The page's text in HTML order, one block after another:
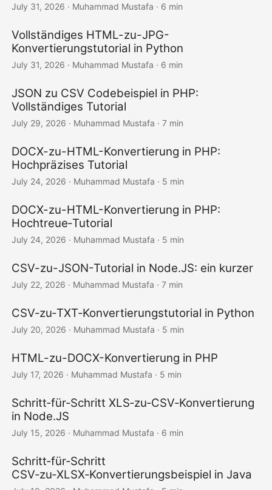
July 31, 2026 · Muhammad Mustafa · 6 min
Vollständiges HTML-zu-JPG-
Konvertierungstutorial in Python
July 31, 2026 · Muhammad Mustafa · 6 min
JSON zu CSV Codebeispiel in PHP:
Vollständiges Tutorial
July 29, 2026 · Muhammad Mustafa · 7 min
DOCX-zu-HTML-Konvertierung in PHP:
Hochpräzises Tutorial
July 24, 2026 · Muhammad Mustafa · 5 min
DOCX-zu-HTML-Konvertierung in PHP:
Hochtreue‑Tutorial
July 24, 2026 · Muhammad Mustafa · 5 min
CSV-zu-JSON-Tutorial in Node.JS: ein kurzer
July 22, 2026 · Muhammad Mustafa · 7 min
CSV‑zu‑TXT‑Konvertierungstutorial in Python
July 20, 2026 · Muhammad Mustafa · 5 min
HTML-zu-DOCX-Konvertierung in PHP
July 17, 2026 · Muhammad Mustafa · 5 min
Schritt‑für‑Schritt XLS‑zu‑CSV‑Konvertierung
in Node.JS
July 15, 2026 · Muhammad Mustafa · 6 min
Schritt‑für‑Schritt
CSV‑zu‑XLSX‑Konvertierungsbeispiel in Java